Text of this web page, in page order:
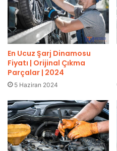
En Ucuz Şarj Dinamosu
Fiyatı | Orijinal Çıkma
Parçalar | 2024
5 Haziran 2024